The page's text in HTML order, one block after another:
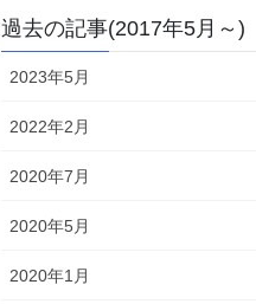
過去の記事(2017年5月～)
2023年5月
2022年2月
2020年7月
2020年5月
2020年1月